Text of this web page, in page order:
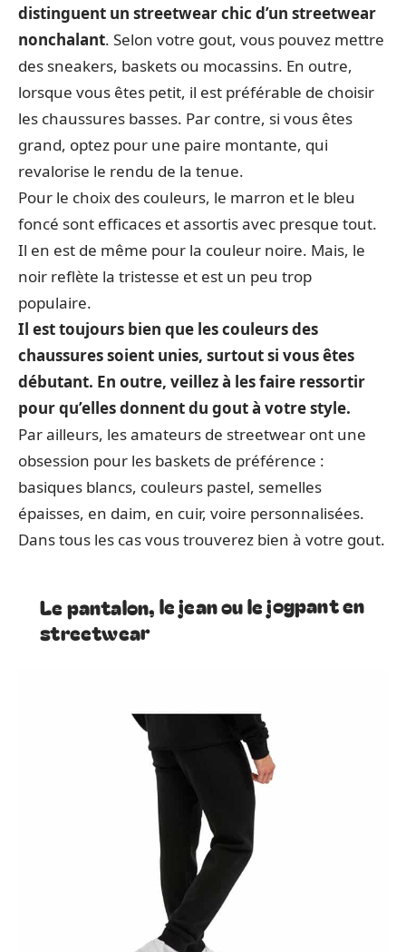
distinguent un streetwear chic d’un streetwear
nonchalant. Selon votre gout, vous pouvez mettre
des sneakers, baskets ou mocassins. En outre,
lorsque vous êtes petit, il est préférable de choisir
les chaussures basses. Par contre, si vous êtes
grand, optez pour une paire montante, qui
revalorise le rendu de la tenue.
Pour le choix des couleurs, le marron et le bleu
foncé sont efficaces et assortis avec presque tout.
Il en est de même pour la couleur noire. Mais, le
noir reflète la tristesse et est un peu trop
populaire.
Il est toujours bien que les couleurs des
chaussures soient unies, surtout si vous êtes
débutant. En outre, veillez à les faire ressortir
pour qu’elles donnent du gout à votre style.
Par ailleurs, les amateurs de streetwear ont une
obsession pour les baskets de préférence :
basiques blancs, couleurs pastel, semelles
épaisses, en daim, en cuir, voire personnalisées.
Dans tous les cas vous trouverez bien à votre gout.
Le pantalon, le jean ou le jogpant en
streetwear